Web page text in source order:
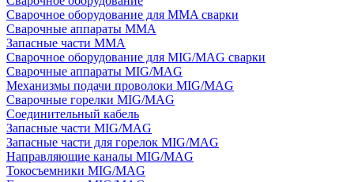
Сварочное оборудование для MMA сварки
Сварочные аппараты MMA
Запасные части MMA
Сварочное оборудование для MIG/MAG сварки
Сварочные аппараты MIG/MAG
Механизмы подачи проволоки MIG/MAG
Сварочные горелки MIG/MAG
Соединительный кабель
Запасные части MIG/MAG
Запасные части для горелок MIG/MAG
Направляющие каналы MIG/MAG
Токосъемники MIG/MAG